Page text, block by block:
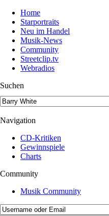
Home
Starportraits
Neu im Handel
Musik-News
Community
Streetclip.tv
Webradios
Suchen
Navigation
CD-Kritiken
Gewinnspiele
Charts
Community
Musik Community